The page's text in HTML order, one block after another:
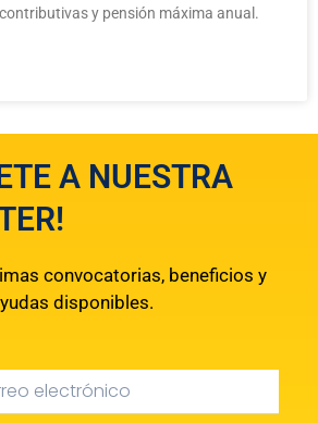
y pensión máxima anual.
A NUESTRA
convocatorias, beneficios y
disponibles.